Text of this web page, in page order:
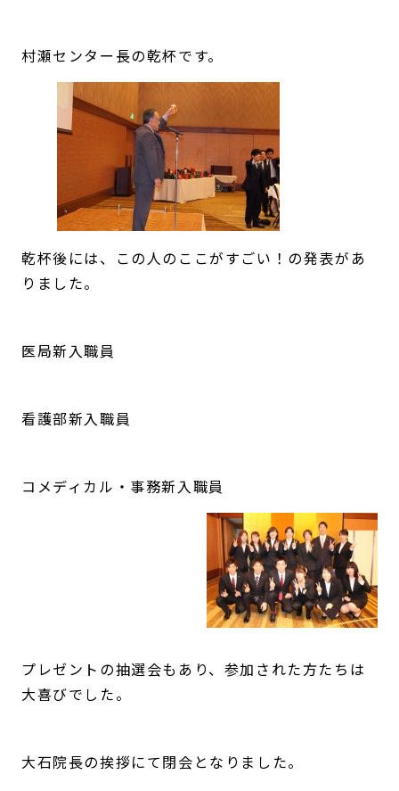
村瀬センター長の乾杯です。
乾杯後には、この人のここがすごい！の発表があ
りました。
医局新入職員
看護部新入職員
コメディカル・事務新入職員
プレゼントの抽選会もあり、参加された方たちは
大喜びでした。
大石院長の挨拶にて閉会となりました。